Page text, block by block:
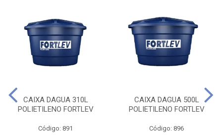
CAIXA DAGUA 310L
POLIETILENO FORTLEV
Código: 891
CAIXA DAGUA 500L
POLIETILENO FORTLEV
Código: 896